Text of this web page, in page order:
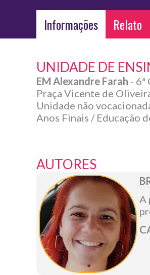
Informações Relato
UNIDADE DE
EM Alexandre Farah - 6ª
Praça Vicente de
Unidade não
Anos Finais / Educação
AUTORES
A